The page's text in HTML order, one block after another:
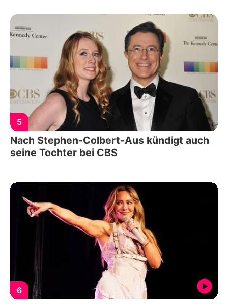
5
Nach Stephen-Colbert-Aus kündigt auch
seine Tochter bei CBS
6